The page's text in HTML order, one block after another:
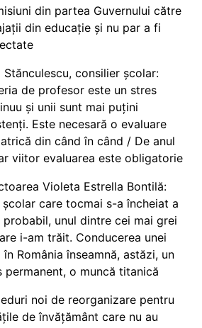
din partea Guvernului către
din educație și nu par a fi
Stănculescu, consilier școlar:
de profesor este un stres
și unii sunt mai puțini
Este necesară o evaluare
din când în când / De anul
viitor evaluarea este obligatorie
Violeta Estrella Bontilă:
școlar care tocmai s-a încheiat a
unul dintre cei mai grei
i-am trăit. Conducerea unei
în România înseamnă, astăzi, un
permanent, o muncă titanică
noi de reorganizare pentru
de învățământ care nu au